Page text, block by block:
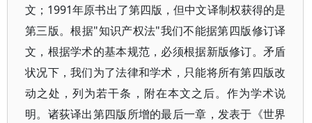
文；1991年原书出了第四版，但中文译制权获得的是
第三版。根据"知识产权法"我们不能据第四版修订译
文，根据学术的基本规范，必须根据新版修订。矛盾
状况下，我们为了法律和学术，只能将所有第四版改
动之处，列为若干条，附在本文之后。作为学术说
明。诸荻译出第四版所增的最后一章，发表于《世界